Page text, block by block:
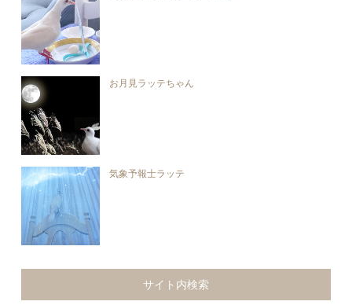
お月見ラッテちゃん
気象予報士ラッテ
サイト内検索